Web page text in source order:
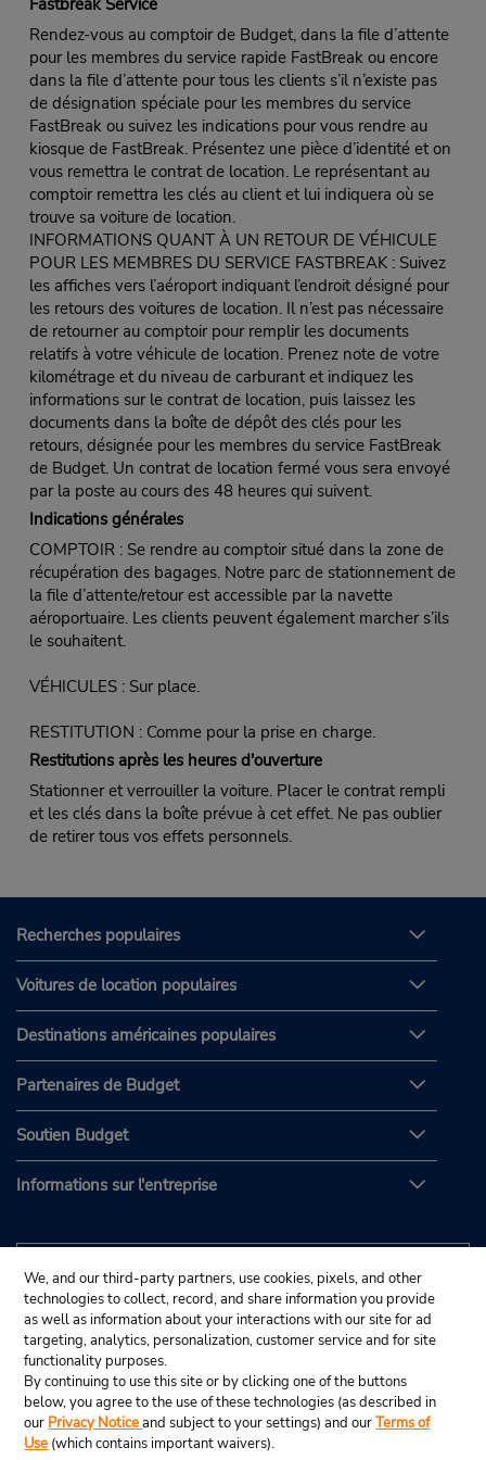
Rendez-vous au comptoir de Budget, dans la file d’attente
pour les membres du service rapide FastBreak ou encore
dans la file d’attente pour tous les clients s’il n’existe pas
de désignation spéciale pour les membres du service
FastBreak ou suivez les indications pour vous rendre au
kiosque de FastBreak. Présentez une pièce d’identité et on
vous remettra le contrat de location. Le représentant au
comptoir remettra les clés au client et lui indiquera où se
trouve sa voiture de location.
INFORMATIONS QUANT À UN RETOUR DE VÉHICULE
POUR LES MEMBRES DU SERVICE FASTBREAK : Suivez
les affiches vers l’aéroport indiquant l’endroit désigné pour
les retours des voitures de location. Il n’est pas nécessaire
de retourner au comptoir pour remplir les documents
relatifs à votre véhicule de location. Prenez note de votre
kilométrage et du niveau de carburant et indiquez les
informations sur le contrat de location, puis laissez les
documents dans la boîte de dépôt des clés pour les
retours, désignée pour les membres du service FastBreak
de Budget. Un contrat de location fermé vous sera envoyé
par la poste au cours des 48 heures qui suivent.
Indications générales
COMPTOIR : Se rendre au comptoir situé dans la zone de
récupération des bagages. Notre parc de stationnement de
la file d’attente/retour est accessible par la navette
aéroportuaire. Les clients peuvent également marcher s’ils
le souhaitent.
VÉHICULES : Sur place.
RESTITUTION : Comme pour la prise en charge.
Restitutions après les heures d'ouverture
Stationner et verrouiller la voiture. Placer le contrat rempli
et les clés dans la boîte prévue à cet effet. Ne pas oublier
de retirer tous vos effets personnels.
Recherches populaires
Voitures de location populaires
Destinations américaines populaires
Partenaires de Budget
Soutien Budget
Informations sur l'entreprise
We, and our third-party partners, use cookies, pixels, and other
technologies to collect, record, and share information you provide
as well as information about your interactions with our site for ad
targeting, analytics, personalization, customer service and for site
functionality purposes.
By continuing to use this site or by clicking one of the buttons
below, you agree to the use of these technologies (as described in
our Privacy Noticeand subject to your settings) and ourTerms of
Use (which contains important waivers).